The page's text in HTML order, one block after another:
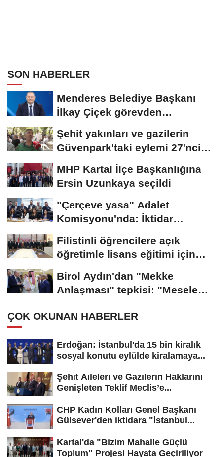
SON HABERLER
Menderes Belediye Başkanı
İlkay Çiçek görevden
Şehit yakınları ve gazilerin
Güvenpark'taki eylemi 27'nci
MHP Kartal İlçe Başkanlığına
Ersin Uzunkaya seçildi
"Çerçeve yasa" Adalet
Komisyonu'nda: İktidar
Filistinli öğrencilere açık
öğretimle lisans eğitimi için
Birol Aydın'dan "Mekke
Anlaşması" tepkisi: "Mesele
ÇOK OKUNAN HABERLER
Erdoğan: İstanbul'da 15 bin kiralık
sosyal konutu eylülde kiralamaya...
Şehit Aileleri ve Gazilerin Haklarını
Genişleten Teklif Meclis’e...
CHP Kadın Kolları Genel Başkanı
Gülsever'den iktidara "İstanbul...
Kartal'da "Bizim Mahalle Güçlü
Toplum" Projesi Hayata Geçiriliyor